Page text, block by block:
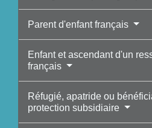
Parent d'enfant français
Enfant et ascendant d'un
français
Réfugié, apatride ou
protection subsidiaire